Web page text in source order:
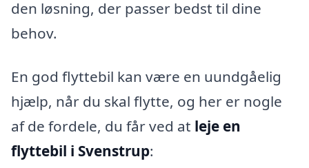
den løsning, der passer bedst til dine
behov.
En god flyttebil kan være en uundgåelig
hjælp, når du skal flytte, og her er nogle
af de fordele, du får ved at leje en
flyttebil i Svenstrup: